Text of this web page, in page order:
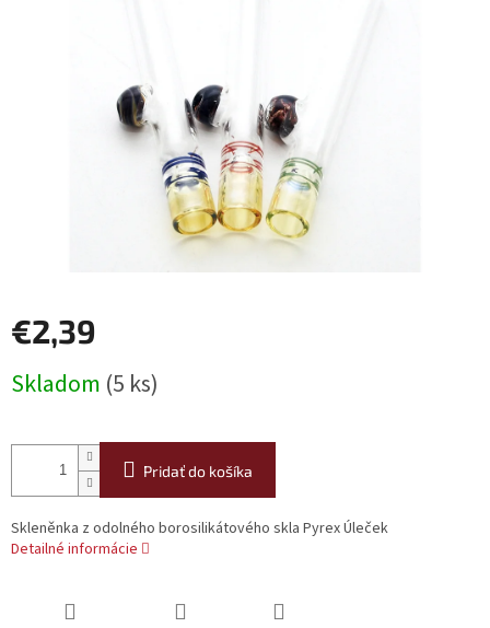
€2,39
cena:
Skladom (5 ks)
Pridať do košíka
Skleněnka z odolného borosilikátového skla Pyrex Úleček
Detailné informácie